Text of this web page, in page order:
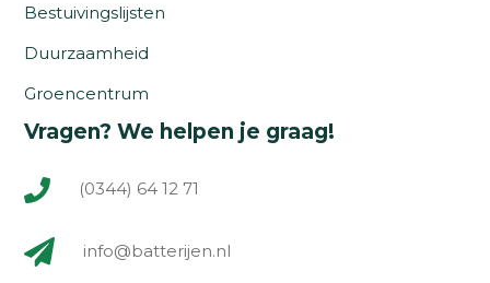
Bestuivingslijsten
Duurzaamheid
Groencentrum
Vragen? We helpen je graag!
(0344) 64 12 71
info@batterijen.nl